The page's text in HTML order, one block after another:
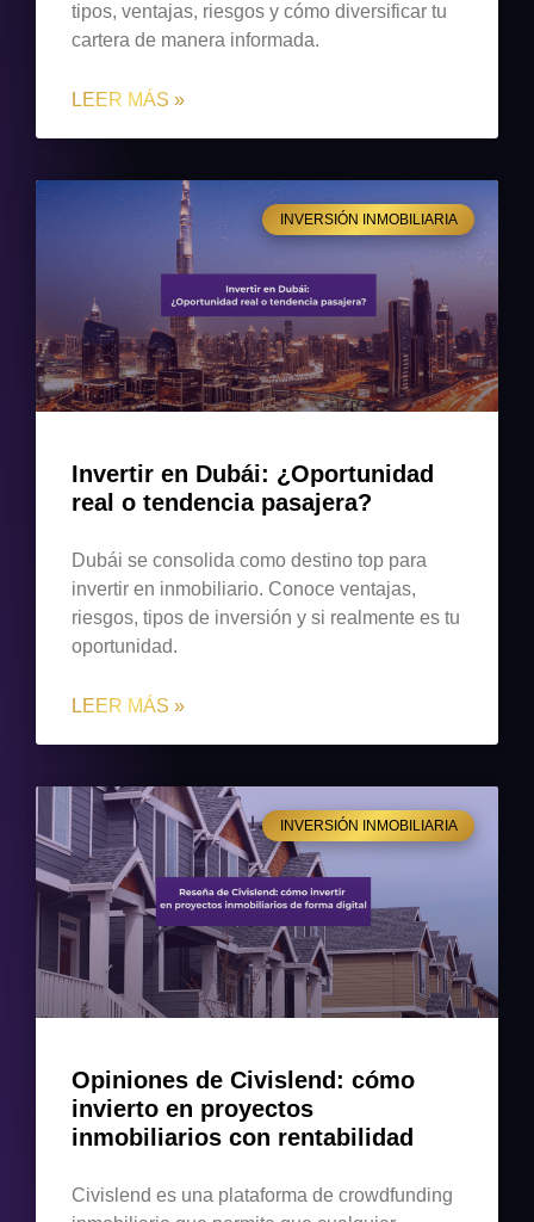
tipos, ventajas, riesgos y cómo diversificar tu
cartera de manera informada.
LEER MÁS »
INVERSIÓN INMOBILIARIA
Invertir en Dubái: ¿Oportunidad
real o tendencia pasajera?
Dubái se consolida como destino top para
invertir en inmobiliario. Conoce ventajas,
riesgos, tipos de inversión y si realmente es tu
oportunidad.
LEER MÁS »
INVERSIÓN INMOBILIARIA
Opiniones de Civislend: cómo
invierto en proyectos
inmobiliarios con rentabilidad
Civislend es una plataforma de crowdfunding